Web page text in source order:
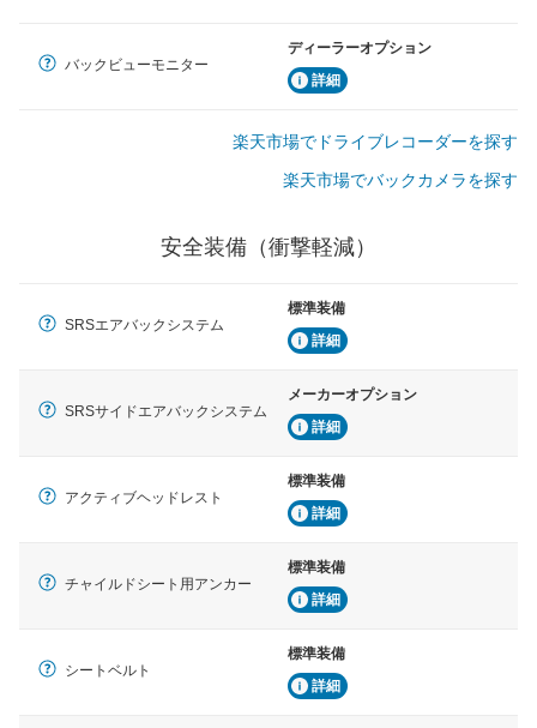
バックビューモニター
ディーラーオプション
詳細
楽天市場でドライブレコーダーを探す
楽天市場でバックカメラを探す
安全装備（衝撃軽減）
SRSエアバックシステム
標準装備
詳細
SRSサイドエアバックシステム
メーカーオプション
詳細
アクティブヘッドレスト
標準装備
詳細
チャイルドシート用アンカー
標準装備
詳細
シートベルト
標準装備
詳細